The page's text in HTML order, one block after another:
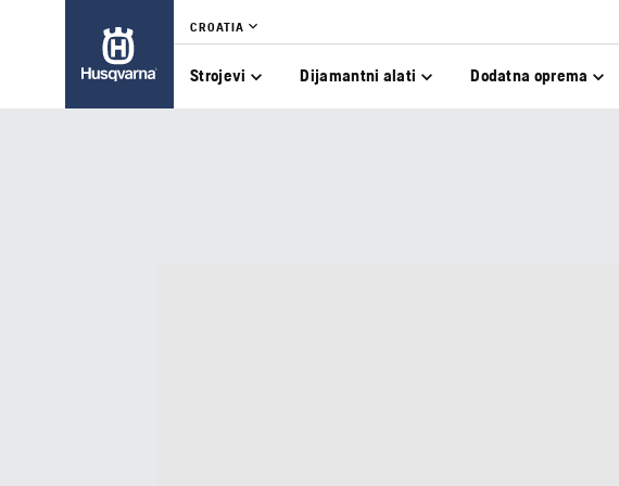
CROATIA
Strojevi Dijamantni alati Dodatna oprema